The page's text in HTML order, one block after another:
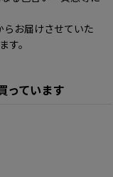
らお届けさせていた
す。
っています